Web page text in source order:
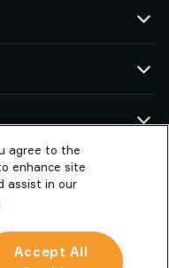
创
agree to the
enhance site
assist in our
Accept All